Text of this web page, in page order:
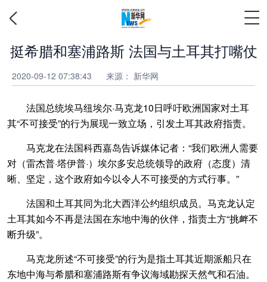
挺希腊和塞浦路斯 法国与土耳其打嘴仗
2020-09-12 07:38:43 来源： 新华网
法国总统埃马纽埃尔·马克龙10日呼吁欧洲国家对土耳
其“不可接受”的行为展现一致立场，引发土耳其政府指责。
马克龙在法国科西嘉岛告诉媒体记者：“我们欧洲人需要
对（雷杰普·塔伊普·）埃尔多安总统领导的政府（态度）清
晰、坚定，这个政府如今以令人不可接受的方式行事。”
法国和土耳其同为北大西洋公约组织成员。马克龙认定
土耳其如今不再是法国在东地中海的伙伴，指责土方“挑衅不
断升级”。
马克龙所述“不可接受”的行为是指土耳其近期派船只在
东地中海与希腊和塞浦路斯有争议海域勘探天然气和石油。